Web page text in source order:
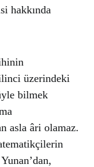
hakkında
üzerindeki
bilmek
asla âri olamaz.